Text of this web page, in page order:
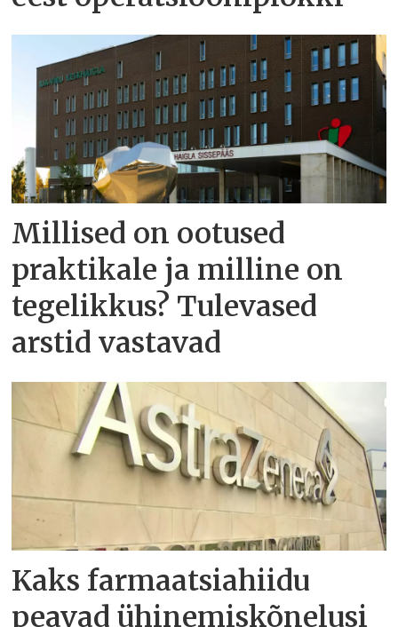
Millised on ootused
praktikale ja milline on
tegelikkus? Tulevased
arstid vastavad
Kaks farmaatsiahiidu
peavad ühinemiskõnelusi